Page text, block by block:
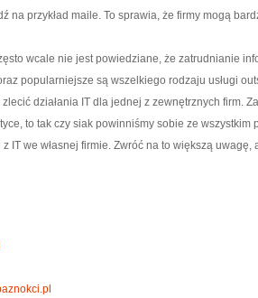
W
na przykład maile. To sprawia, że firmy mogą
wcale nie jest powiedziane, że zatrudnianie
popularniejsze są wszelkiego rodzaju usługi
działania IT dla jednej z zewnętrznych firm.
to tak czy siak powinniśmy sobie ze wszystkim
IT we własnej firmie. Zwróć na to większą